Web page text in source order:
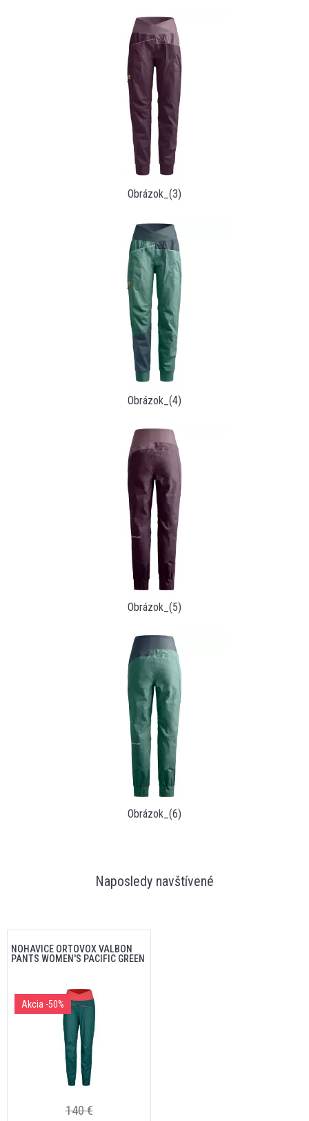
Obrázok_(3)
Obrázok_(4)
Obrázok_(5)
Obrázok_(6)
Naposledy navštívené
NOHAVICE ORTOVOX VALBON
PANTS WOMEN'S PACIFIC GREEN
Akcia -50%
140 €